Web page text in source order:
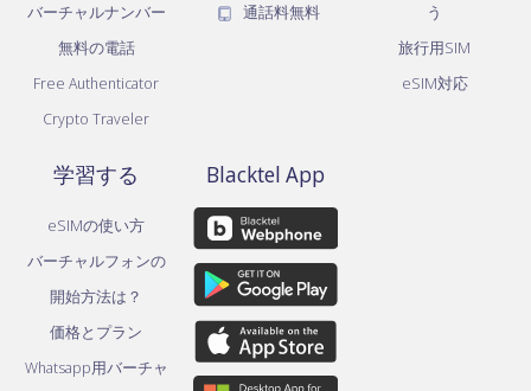
バーチャルナンバー
無料の電話
Free Authenticator
Crypto Traveler
通話料無料
う
旅行用SIM
eSIM対応
学習する
eSIMの使い方
バーチャルフォンの
開始方法は？
価格とプラン
Whatsapp用バーチャ
Blacktel App